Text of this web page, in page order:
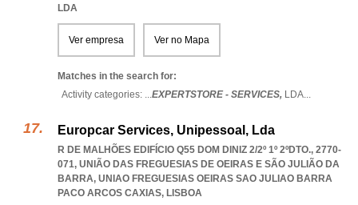
LDA
Ver empresa Ver no Mapa
Matches in the search for:
Activity categories: ...EXPERTSTORE - SERVICES, LDA...
Europcar Services, Unipessoal, Lda
R DE MALHÕES EDIFÍCIO Q55 DOM DINIZ 2/2º 1º 2ºDTO., 2770-
071, UNIÃO DAS FREGUESIAS DE OEIRAS E SÃO JULIÃO DA
BARRA, UNIAO FREGUESIAS OEIRAS SAO JULIAO BARRA
PACO ARCOS CAXIAS, LISBOA